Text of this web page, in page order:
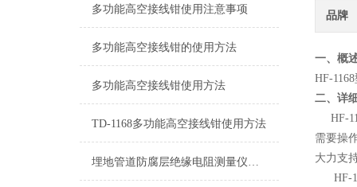
多功能高空接线钳使用注意事项
多功能高空接线钳的使用方法
多功能高空接线钳使用方法
TD-1168多功能高空接线钳使用方法
埋地管道防腐层绝缘电阻测量仪技术参数（变频选频法）
品牌
一、概
HF-
二、详
HF-
需要操
大力支
HF-